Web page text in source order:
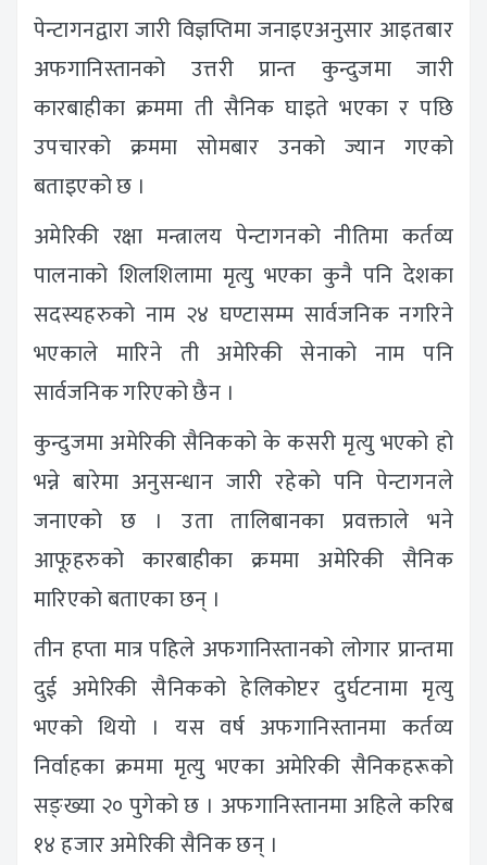
पेन्टागनद्वारा जारी विज्ञप्तिमा जनाइएअनुसार आइतबार
अफगानिस्तानको उत्तरी प्रान्त कुन्दुजमा जारी
कारबाहीका क्रममा ती सैनिक घाइते भएका र पछि
उपचारको क्रममा सोमबार उनको ज्यान गएको
बताइएको छ ।
अमेरिकी रक्षा मन्त्रालय पेन्टागनको नीतिमा कर्तव्य
पालनाको शिलशिलामा मृत्यु भएका कुनै पनि देशका
सदस्यहरुको नाम २४ घण्टासम्म सार्वजनिक नगरिने
भएकाले मारिने ती अमेरिकी सेनाको नाम पनि
सार्वजनिक गरिएको छैन ।
कुन्दुजमा अमेरिकी सैनिकको के कसरी मृत्यु भएको हो
भन्ने बारेमा अनुसन्धान जारी रहेको पनि पेन्टागनले
जनाएको छ । उता तालिबानका प्रवक्ताले भने
आफूहरुको कारबाहीका क्रममा अमेरिकी सैनिक
मारिएको बताएका छन् ।
तीन हप्ता मात्र पहिले अफगानिस्तानको लोगार प्रान्तमा
दुई अमेरिकी सैनिकको हेलिकोप्टर दुर्घटनामा मृत्यु
भएको थियो । यस वर्ष अफगानिस्तानमा कर्तव्य
निर्वाहका क्रममा मृत्यु भएका अमेरिकी सैनिकहरूको
सङ्ख्या २० पुगेको छ । अफगानिस्तानमा अहिले करिब
१४ हजार अमेरिकी सैनिक छन् ।